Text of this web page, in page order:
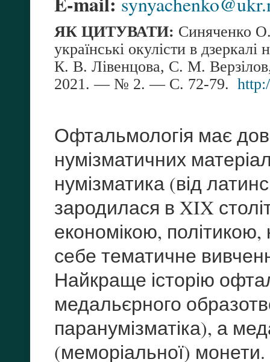
ЯК ЦИТУВАТИ: Синяченко
українські окулісти в
К. В. Лівенцова, С. М.
2021. — № 2. — С. 72-79.
Офтальмологія має
нумізматичних
нумізматика (від
зародилася в XIX
економікою,
себе тематичне
Найкраще історію
медальєрного
паранумізматіка), а
(меморіальної)